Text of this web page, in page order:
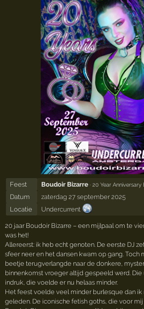
Feest Boudoir Bizarre · 20 Year Anniversary
Datum
zaterdag 27 september 2025
Locatie
Undercurrent
20 jaar Boudoir Bizarre – een mijlpaal om te
was het!
Allereerst: ik heb echt genoten. De eerste DJ
sfeer neer en het dansen kwam op gang. Toch
beetje terugverlangde naar de donkere,
binnenkomst vroeger altijd gespeeld werd.
indruk, die voelde er nu helaas minder.
Het feest voelde veel minder burlesque dan ik
geleden. De iconische fetish goths, die voor